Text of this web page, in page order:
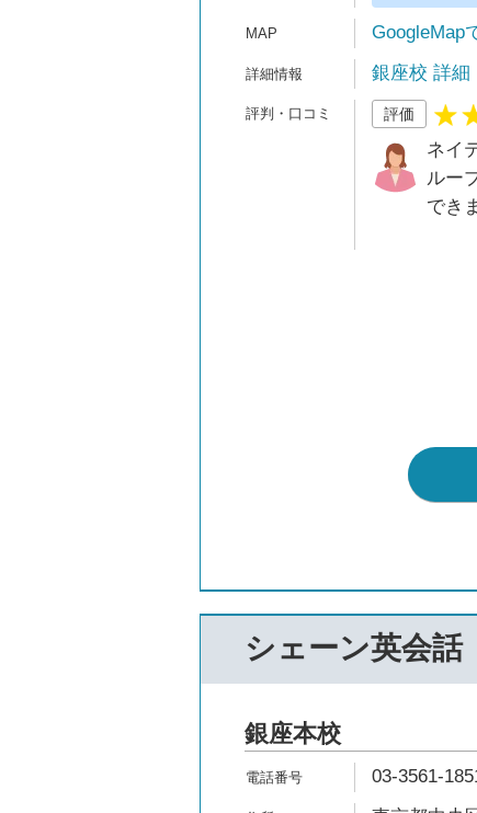
GoogleMap
銀座校 詳細
評価
ネイ
ルー
でき
シェーン英会話
銀座本校
03-3561-